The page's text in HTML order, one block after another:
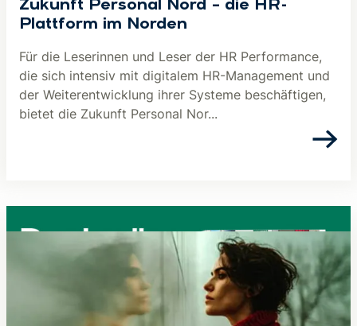
Zukunft Personal Nord – die HR-
Plattform im Norden
Für die Leserinnen und Leser der HR Performance,
die sich intensiv mit digitalem HR-Management und
der Weiterentwicklung ihrer Systeme beschäftigen,
bietet die Zukunft Personal Nor...